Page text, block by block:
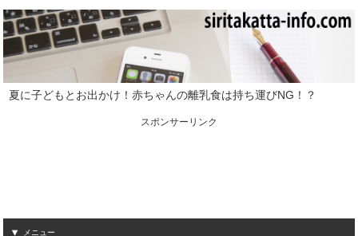
夏に子どもとお出かけ！赤ちゃんの離乳食は持ち運びNG！？
スポンサーリンク
メニュー